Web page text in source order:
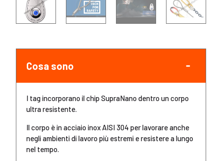
Cosa sono
I tag incorporano il chip SupraNano dentro un corpo
ultra resistente.
Il corpo è in acciaio inox AISI 304 per lavorare anche
negli ambienti di lavoro più estremi e resistere a lungo
nel tempo.